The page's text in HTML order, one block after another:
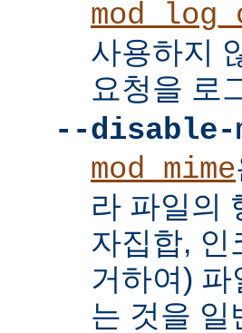
사용하지
요청을 로
--disable-
mod_mime
라 파일의
자집합, 인
거하여)
는 것을 일